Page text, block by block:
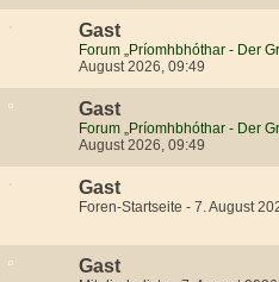
Gast
Forum „Príomhbhóthar - Der
August 2026, 09:49
Gast
Forum „Príomhbhóthar - Der
August 2026, 09:49
Gast
Foren-Startseite - 7. August
Gast